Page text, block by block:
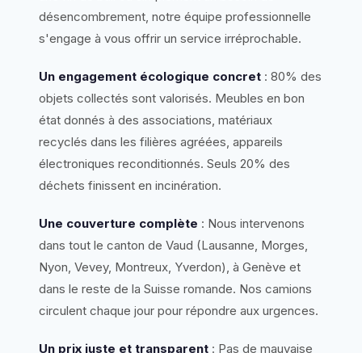
désencombrement, notre équipe professionnelle
s'engage à vous offrir un service irréprochable.
Un engagement écologique concret : 80% des
objets collectés sont valorisés. Meubles en bon
état donnés à des associations, matériaux
recyclés dans les filières agréées, appareils
électroniques reconditionnés. Seuls 20% des
déchets finissent en incinération.
Une couverture complète : Nous intervenons
dans tout le canton de Vaud (Lausanne, Morges,
Nyon, Vevey, Montreux, Yverdon), à Genève et
dans le reste de la Suisse romande. Nos camions
circulent chaque jour pour répondre aux urgences.
Un prix juste et transparent : Pas de mauvaise